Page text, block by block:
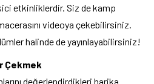
etkinliklerdir. Siz de kamp
videoya çekebilirsiniz.
halinde de yayınlayabilirsiniz!
Çekmek
değerlendirdikleri harika